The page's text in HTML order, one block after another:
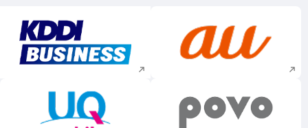
新規ウィンドウで開く 新規ウィンドウで
新規ウィンドウで開く 新規ウィンドウで